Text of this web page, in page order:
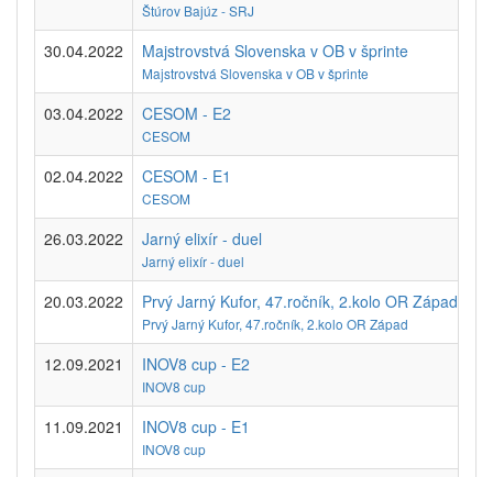
Štúrov Bajúz - SRJ
30.04.2022 Majstrovstvá Slovenska v OB v šprinte
Majstrovstvá Slovenska v OB v šprinte
03.04.2022 CESOM - E2
CESOM
02.04.2022 CESOM - E1
CESOM
26.03.2022 Jarný elixír - duel
Jarný elixír - duel
20.03.2022 Prvý Jarný Kufor, 47.ročník, 2.kolo OR Západ - E1
Prvý Jarný Kufor, 47.ročník, 2.kolo OR Západ
12.09.2021 INOV8 cup - E2
INOV8 cup
11.09.2021 INOV8 cup - E1
INOV8 cup